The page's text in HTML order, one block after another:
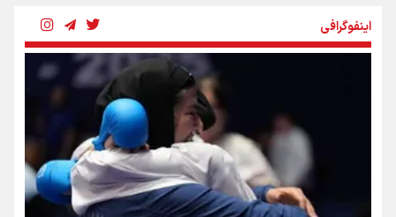
بنزین؛ تدبیری برای حفظ امنیت انرژی
«هورامان»؛ میراثی که جهان را شیفته کرد
اینفوگرافی